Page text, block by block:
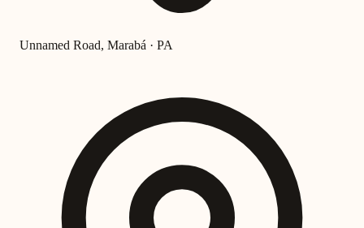
Unnamed Road, Marabá · PA